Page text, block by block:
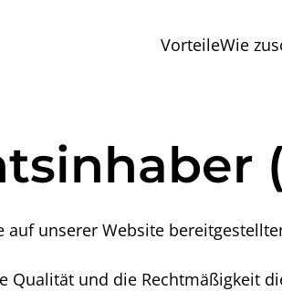
VorteileWie
unserer Website
und die Rechtmäßigkeit